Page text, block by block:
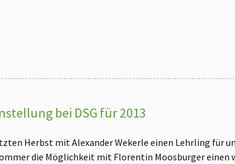
bei DSG für 2013
Herbst mit Alexander Wekerle einen Lehrling für
die Möglichkeit mit Florentin Moosburger einen